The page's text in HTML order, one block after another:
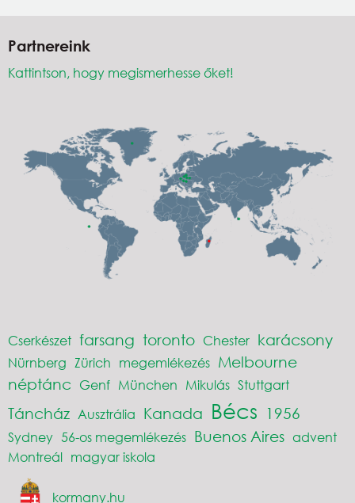
Partnereink
Kattintson, hogy megismerhesse őket!
Cserkészet farsang toronto Chester karácsony
Nürnberg Zürich megemlékezés Melbourne
néptánc Genf München Mikulás Stuttgart
Táncház Ausztrália Kanada Bécs 1956
Sydney 56-os megemlékezés Buenos Aires advent
Montreál magyar iskola
kormany.hu